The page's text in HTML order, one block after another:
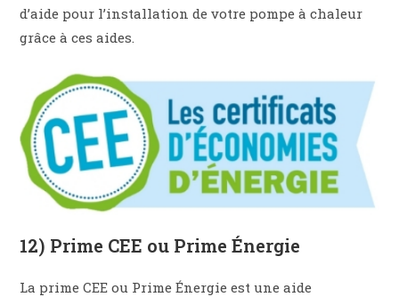
d’aide pour l’installation de votre pompe à chaleur
grâce à ces aides.
12) Prime CEE ou Prime Énergie
La prime CEE ou Prime Énergie est une aide